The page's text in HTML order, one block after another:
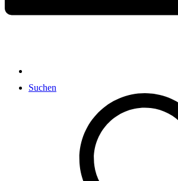
Suchen